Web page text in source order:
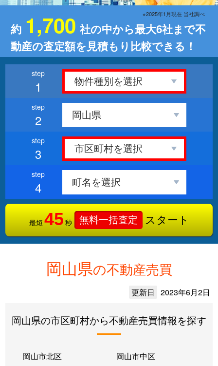
約 1,700 社の中から最大6社まで不
動産の査定額を見積もり比較できる！
※2025年1月現在 当社調べ
1
2
3
4
最短 45 秒 無料一括査定 スタート
岡山県の不動産売買
更新日 2023年6月2日
岡山県の市区町村から不動産売買情報を探す
岡山市北区 岡山市中区